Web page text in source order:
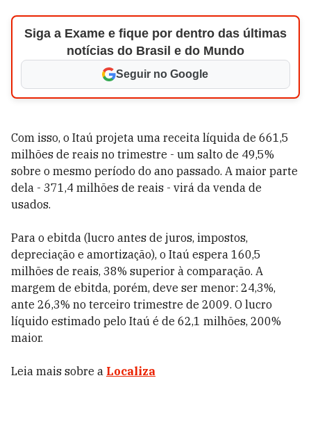
Siga a Exame e fique por dentro das últimas
notícias do Brasil e do Mundo
Seguir no Google
Com isso, o Itaú projeta uma receita líquida de 661,5
milhões de reais no trimestre - um salto de 49,5%
sobre o mesmo período do ano passado. A maior parte
dela - 371,4 milhões de reais - virá da venda de
usados.
Para o ebitda (lucro antes de juros, impostos,
depreciação e amortização), o Itaú espera 160,5
milhões de reais, 38% superior à comparação. A
margem de ebitda, porém, deve ser menor: 24,3%,
ante 26,3% no terceiro trimestre de 2009. O lucro
líquido estimado pelo Itaú é de 62,1 milhões, 200%
maior.
Leia mais sobre a Localiza